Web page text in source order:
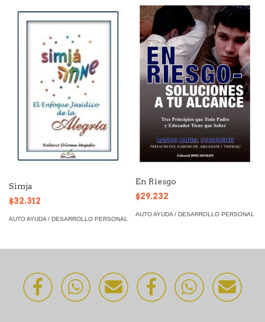
Simja
$32.312
AUTO AYUDA / DESARROLLO PERSONAL
En Riesgo
$29.232
AUTO AYUDA / DESARROLLO PERSONAL